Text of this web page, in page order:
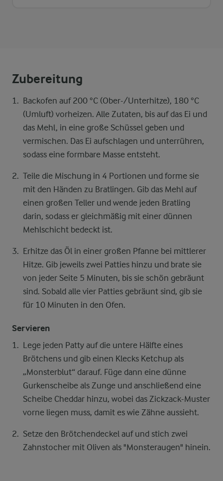
Zubereitung
Backofen auf 200 °C (Ober-/Unterhitze), 180 °C
(Umluft) vorheizen. Alle Zutaten, bis auf das Ei und
das Mehl, in eine große Schüssel geben und
vermischen. Das Ei aufschlagen und unterrühren,
sodass eine formbare Masse entsteht.
Teile die Mischung in 4 Portionen und forme sie
mit den Händen zu Bratlingen. Gib das Mehl auf
einen großen Teller und wende jeden Bratling
darin, sodass er gleichmäßig mit einer dünnen
Mehlschicht bedeckt ist.
Erhitze das Öl in einer großen Pfanne bei mittlerer
Hitze. Gib jeweils zwei Patties hinzu und brate sie
von jeder Seite 5 Minuten, bis sie schön gebräunt
sind. Sobald alle vier Patties gebräunt sind, gib sie
für 10 Minuten in den Ofen.
Servieren
Lege jeden Patty auf die untere Hälfte eines
Brötchens und gib einen Klecks Ketchup als
„Monsterblut“ darauf. Füge dann eine dünne
Gurkenscheibe als Zunge und anschließend eine
Scheibe Cheddar hinzu, wobei das Zickzack-Muster
vorne liegen muss, damit es wie Zähne aussieht.
Setze den Brötchendeckel auf und stich zwei
Zahnstocher mit Oliven als "Monsteraugen" hinein.